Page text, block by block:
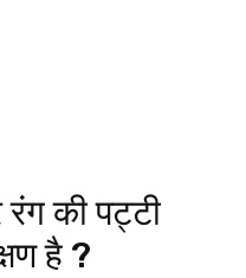
की पट्टी
है ?